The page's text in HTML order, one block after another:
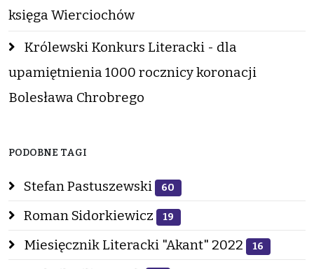
księga Wierciochów
Królewski Konkurs Literacki - dla
upamiętnienia 1000 rocznicy koronacji
Bolesława Chrobrego
PODOBNE TAGI
Stefan Pastuszewski 60
Roman Sidorkiewicz 19
Miesięcznik Literacki "Akant" 2022 16